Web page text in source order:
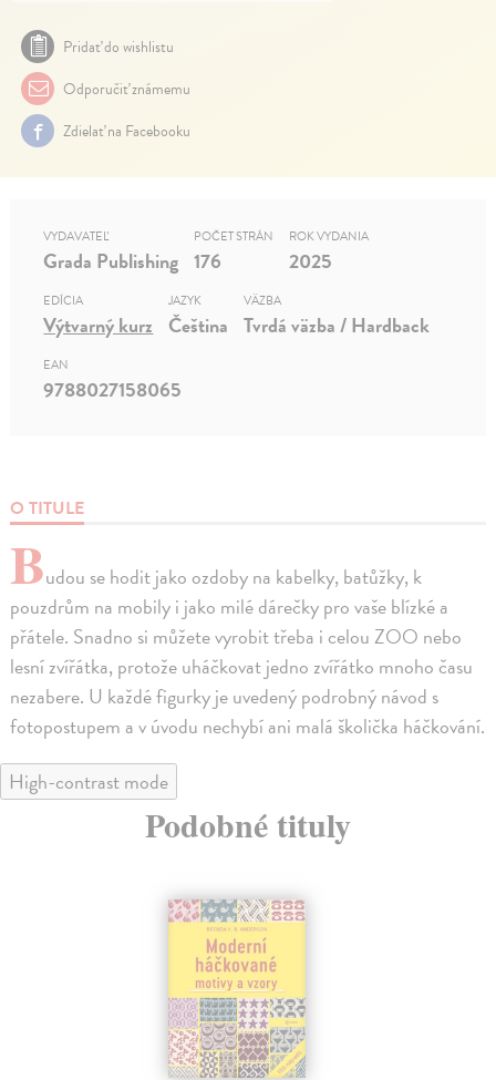
Pridať do wishlistu
Odporučiť známemu
Zdielať na Facebooku
O TITULE
Budou se hodit jako ozdoby na kabelky, batůžky, k
pouzdrům na mobily i jako milé dárečky pro vaše blízké a
přátele. Snadno si můžete vyrobit třeba i celou ZOO nebo
lesní zvířátka, protože uháčkovat jedno zvířátko mnoho času
nezabere. U každé figurky je uvedený podrobný návod s
fotopostupem a v úvodu nechybí ani malá školička háčkování.
VYDAVATEĽ
Grada Publishing
POČET STRÁN
176
ROK VYDANIA
2025
EDÍCIA
Výtvarný kurz
JAZYK
Čeština
VÄZBA
Tvrdá väzba / Hardback
EAN
9788027158065
High-contrast mode
Podobné tituly